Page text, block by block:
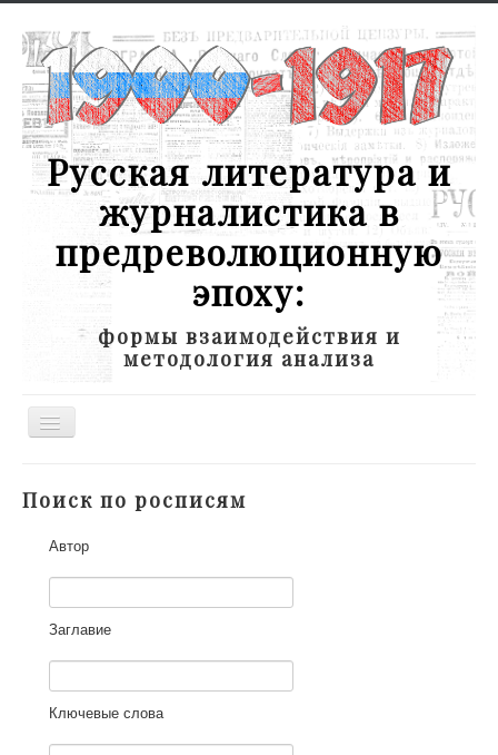
Русская литература и
журналистика в
предреволюционную
эпоху:
формы взаимодействия и
методология анализа
Toggle
Участники
Научная работа
Как работать с сайтом
Контакты
Поиск по росписям
Автор
Заглавие
Ключевые слова